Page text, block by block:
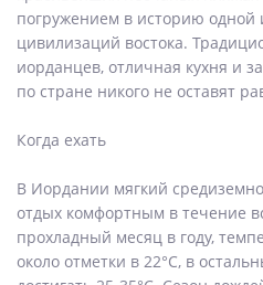
погружением в историю одной
цивилизаций востока.
иорданцев, отличная кухня и
по стране никого не оставят
Когда ехать
В Иордании мягкий
отдых комфортным в течение
прохладный месяц в году,
около отметки в 22°С, в